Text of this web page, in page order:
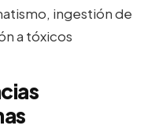
ingestión de
a tóxicos